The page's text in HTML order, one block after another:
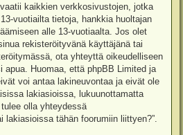
kaikkien verkkosivustojen, jotka
vuotiailta tietoja, hankkia huoltajan
alle 13-vuotiaalta. Jos olet
rekisteröityvänä käyttäjänä tai
ota yhteyttä oikeudelliseen
apua. Huomaa, että phpBB Limited ja
voi antaa lakineuvontaa ja eivät ole
lakiasioissa, lukuunottamatta
olla yhteydessä
tähän foorumiin liittyen?”.